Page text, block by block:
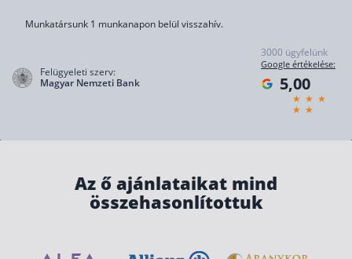
Befektetés
Legjobb befektetés
ETF
Munkatársunk 1 munkanapon belül visszahív.
Felügyeleti szerv:
Magyar Nemzeti Bank
3000 ügyfelünk
Google értékelése:
5,00
Az ő ajánlataikat mind
összehasonlítottuk